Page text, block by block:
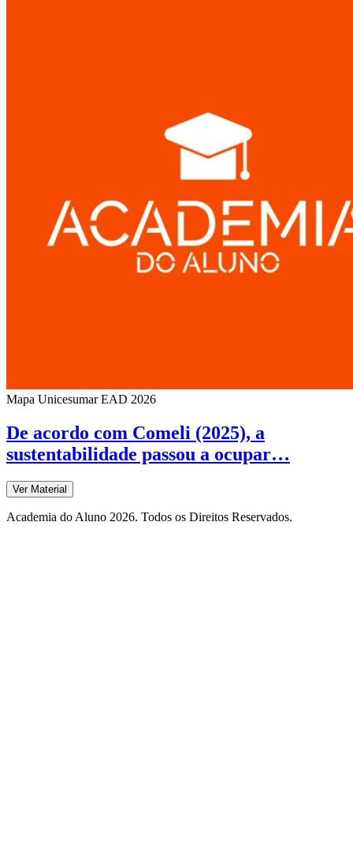
Mapa Unicesumar EAD 2026
De acordo com Comeli (2025), a
sustentabilidade passou a ocupar…
Ver Material
Academia do Aluno 2026. Todos os Direitos Reservados.